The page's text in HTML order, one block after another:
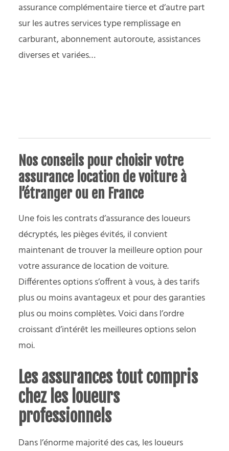
assurance complémentaire tierce et d’autre part
sur les autres services type remplissage en
carburant, abonnement autoroute, assistances
diverses et variées…
Nos conseils pour choisir votre
assurance location de voiture à
l’étranger ou en France
Une fois les contrats d’assurance des loueurs
décryptés, les pièges évités, il convient
maintenant de trouver la meilleure option pour
votre assurance de location de voiture.
Différentes options s’offrent à vous, à des tarifs
plus ou moins avantageux et pour des garanties
plus ou moins complètes. Voici dans l’ordre
croissant d’intérêt les meilleures options selon
moi.
Les assurances tout compris
chez les loueurs
professionnels
Dans l’énorme majorité des cas, les loueurs